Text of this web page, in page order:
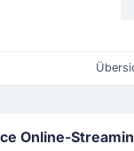
Online-